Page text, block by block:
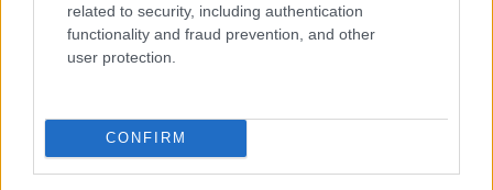
related to security, including authentication
functionality and fraud prevention, and other
user protection.
CONFIRM
PIÙ LETTI
un balzo verso il futuro
2 Perché il 6G non diffonde l’Hantavirus e come
riconoscere le fake news